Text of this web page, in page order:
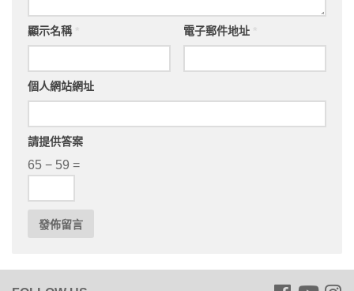
顯示名稱 電子郵件地址
個人網站網址
請提供答案
65 − 59 =